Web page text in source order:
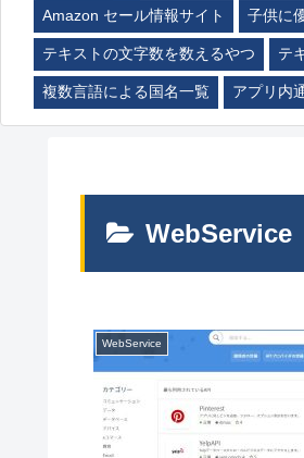
Amazon セール情報サイト 子供に
テキストの文字数を数えるやつ テ
複数言語による国名一覧 アプリ内
WebService
WebService